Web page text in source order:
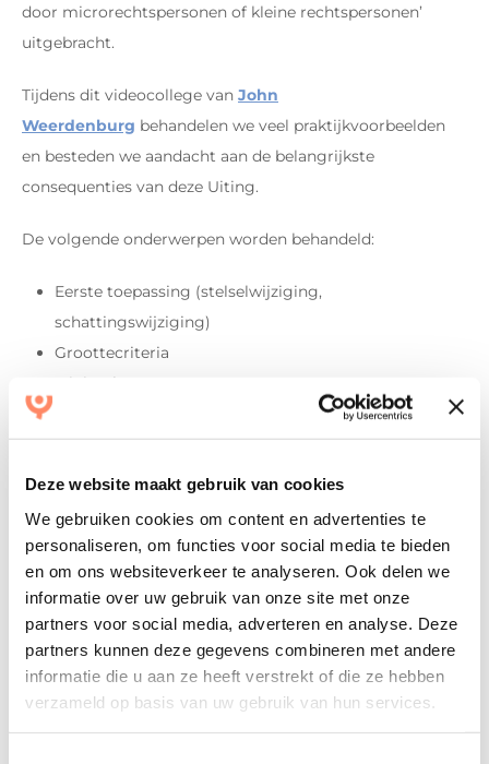
Deze website maakt gebruik van cookies
We gebruiken cookies om content en advertenties te
personaliseren, om functies voor social media te bieden
en om ons websiteverkeer te analyseren. Ook delen we
informatie over uw gebruik van onze site met onze
partners voor social media, adverteren en analyse. Deze
partners kunnen deze gegevens combineren met andere
informatie die u aan ze heeft verstrekt of die ze hebben
verzameld op basis van uw gebruik van hun services.
door microrechtspersonen of kleine rechtspersonen’
uitgebracht.
Tijdens dit videocollege van John
Weerdenburg behandelen we veel praktijkvoorbeelden
en besteden we aandacht aan de belangrijkste
consequenties van deze Uiting.
De volgende onderwerpen worden behandeld:
Eerste toepassing (stelselwijziging,
schattingswijziging)
Groottecriteria
Minimale set van gegevens
Balansonderdelen (deelnemingen,
herwaarderingsreserves, herinvesteringsreserves,
Onderdelen van de winst- en verliesrekening
(willekeurige afschrijvingen, verwerking
vennootschapsbelasting, correcties oude jaren)
De consequenties voor de publicatiestukken
Het videocollege duurt 35 minuten. Na het volgen van het